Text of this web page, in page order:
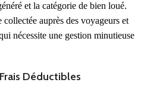
et la catégorie de bien loué.
auprès des voyageurs et
nécessite une gestion minutieuse
Déductibles